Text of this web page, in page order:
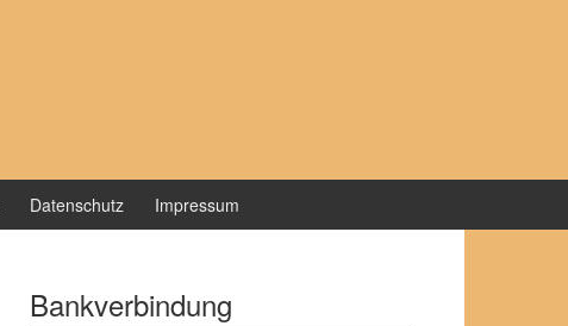
Datenschutz Impressum
Bankverbindung